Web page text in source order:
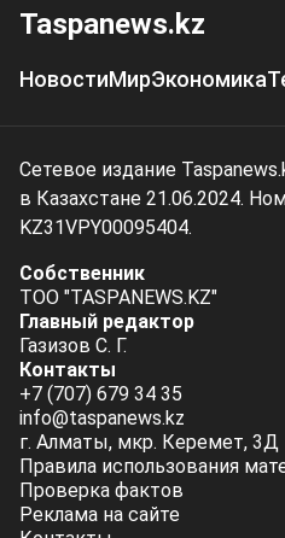
Taspanews.kz
НовостиМирЭкономика
Сетевое издание
в Казахстане 21.06.2024.
KZ31VPY00095404.
Собственник
ТОО "TASPANEWS.KZ"
Главный редактор
Газизов С. Г.
Контакты
+7 (707) 679 34 35
info@taspanews.kz
г. Алматы, мкр. Керемет, 3Д
Правила использования
Проверка фактов
Реклама на сайте